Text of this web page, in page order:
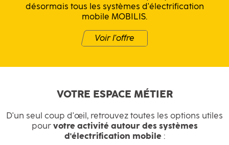
désormais tous les systèmes d'électrification
mobile MOBILIS.
Voir l'offre
VOTRE ESPACE MÉTIER
D'un seul coup d'œil, retrouvez toutes les options utiles
pour votre activité autour des systèmes
d'électrification mobile: